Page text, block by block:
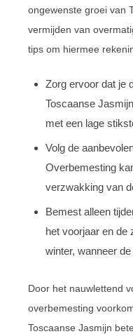
ongewenste groei van
vermijden van
tips om hiermee
Zorg ervoor dat je
Toscaanse
met een lage
Volg de
Overbemesting
verzwakking van
Bemest alleen
het voorjaar en de
winter, wanneer
Door het nauwlettend
overbemesting
Toscaanse Jasmijn